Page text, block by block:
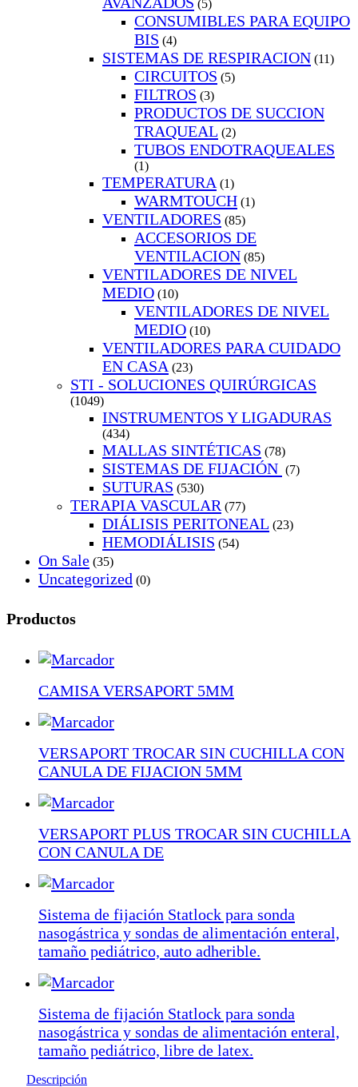
(5)
CONSUMIBLES PARA EQUIPO
BIS (4)
SISTEMAS DE RESPIRACION (11)
CIRCUITOS (5)
FILTROS (3)
PRODUCTOS DE SUCCION
TRAQUEAL (2)
TUBOS ENDOTRAQUEALES
(1)
TEMPERATURA (1)
WARMTOUCH (1)
VENTILADORES (85)
ACCESORIOS DE
VENTILACION (85)
VENTILADORES DE NIVEL
MEDIO (10)
VENTILADORES DE NIVEL
MEDIO (10)
VENTILADORES PARA CUIDADO
EN CASA (23)
STI - SOLUCIONES QUIRÚRGICAS
(1049)
INSTRUMENTOS Y LIGADURAS
(434)
MALLAS SINTÉTICAS (78)
SISTEMAS DE FIJACIÓN (7)
SUTURAS (530)
TERAPIA VASCULAR (77)
DIÁLISIS PERITONEAL (23)
HEMODIÁLISIS (54)
On Sale (35)
Uncategorized (0)
Productos
CAMISA VERSAPORT 5MM
VERSAPORT TROCAR SIN CUCHILLA CON
CANULA DE FIJACION 5MM
VERSAPORT PLUS TROCAR SIN CUCHILLA
CON CANULA DE
Sistema de fijación Statlock para sonda
nasogástrica y sondas de alimentación enteral,
tamaño pediátrico, auto adherible.
Sistema de fijación Statlock para sonda
nasogástrica y sondas de alimentación enteral,
tamaño pediátrico, libre de latex.
Descripción